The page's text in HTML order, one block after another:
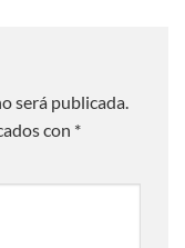
será publicada.
con *